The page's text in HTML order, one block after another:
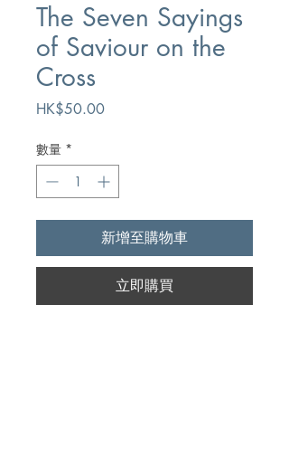
The Seven Sayings
of Saviour on the
Cross
HK$50.00價
數量 *
新增至購物車
立即購買